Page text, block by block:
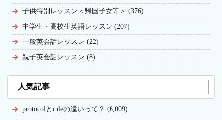
子供特別レッスン＜帰国子女等＞ (376)
中学生・高校生英語レッスン (207)
一般英会話レッスン (22)
親子英会話レッスン (8)
人気記事
protocolとruleの違いって？ (6,009)